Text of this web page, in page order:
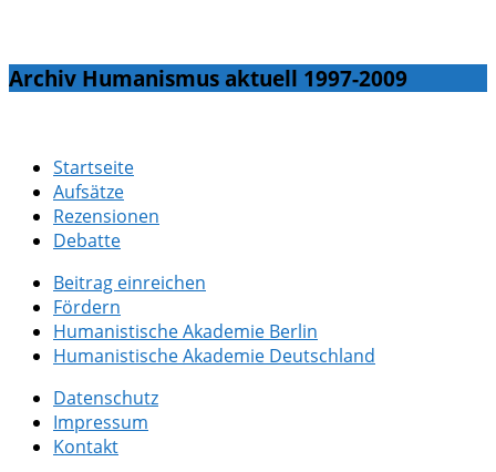
Archiv Humanismus aktuell 1997-2009
Startseite
Aufsätze
Rezensionen
Debatte
Beitrag einreichen
Fördern
Humanistische Akademie Berlin
Humanistische Akademie Deutschland
Datenschutz
Impressum
Kontakt